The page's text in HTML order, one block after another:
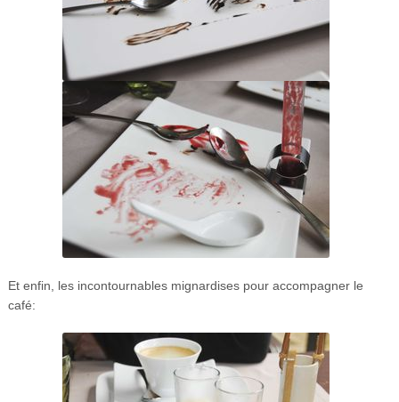
Et enfin, les incontournables mignardises pour accompagner le
café: